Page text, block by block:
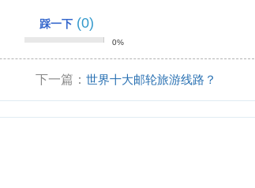
踩一下 (0)
0%
下一篇：世界十大邮轮旅游线路？